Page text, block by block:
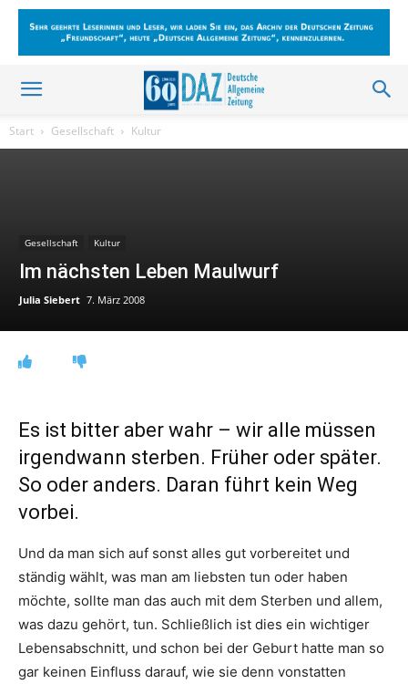
Start Gesellschaft Kultur
Gesellschaft Kultur
Im nächsten Leben Maulwurf
Julia Siebert 7. März 2008
Es ist bitter aber wahr – wir alle müssen
irgendwann sterben. Früher oder später.
So oder anders. Daran führt kein Weg
vorbei.
Und da man sich auf sonst alles gut vorbereitet und
ständig wählt, was man am liebsten tun oder haben
möchte, sollte man das auch mit dem Sterben und allem,
was dazu gehört, tun. Schließlich ist dies ein wichtiger
Lebensabschnitt, und schon bei der Geburt hatte man so
gar keinen Einfluss darauf, wie sie denn vonstatten